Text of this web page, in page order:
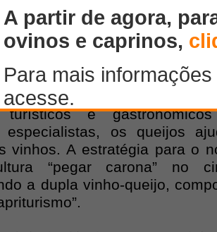
Ovelha, no Rio Grande do
Inserida na rota turística
recebe anualmente
o queijo de leite de
par constante, quase
turísticos e
especialistas, os queijos
vinhos. A estratégia para o
“pegar carona” no
a dupla vinho-queijo,